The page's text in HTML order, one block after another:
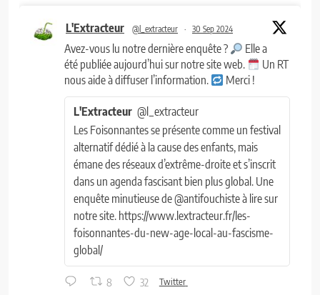
L'Extracteur @l_extracteur · 30 Sep 2024
Avez-vous lu notre dernière enquête ?
Elle a
été publiée aujourd’hui sur notre site web.
Un RT
nous aide à diffuser l’information.
Merci !
L'Extracteur @l_extracteur
Les Foisonnantes se présente comme un festival
alternatif dédié à la cause des enfants, mais
émane des réseaux d’extrême-droite et s’inscrit
dans un agenda fascisant bien plus global. Une
enquête minutieuse de @antifouchiste à lire sur
notre site. https://www.lextracteur.fr/les-
foisonnantes-du-new-age-local-au-fascisme-
global/
8 32 Twitter